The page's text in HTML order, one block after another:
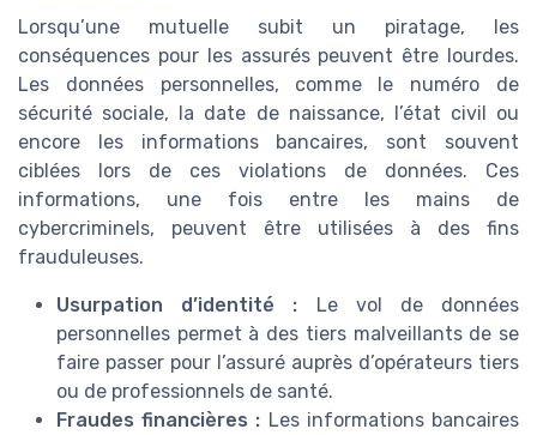
Lorsqu’une mutuelle subit un piratage, les
conséquences pour les assurés peuvent être lourdes.
Les données personnelles, comme le numéro de
sécurité sociale, la date de naissance, l’état civil ou
encore les informations bancaires, sont souvent
ciblées lors de ces violations de données. Ces
informations, une fois entre les mains de
cybercriminels, peuvent être utilisées à des fins
frauduleuses.
Usurpation d’identité : Le vol de données
personnelles permet à des tiers malveillants de se
faire passer pour l’assuré auprès d’opérateurs tiers
ou de professionnels de santé.
Fraudes financières : Les informations bancaires